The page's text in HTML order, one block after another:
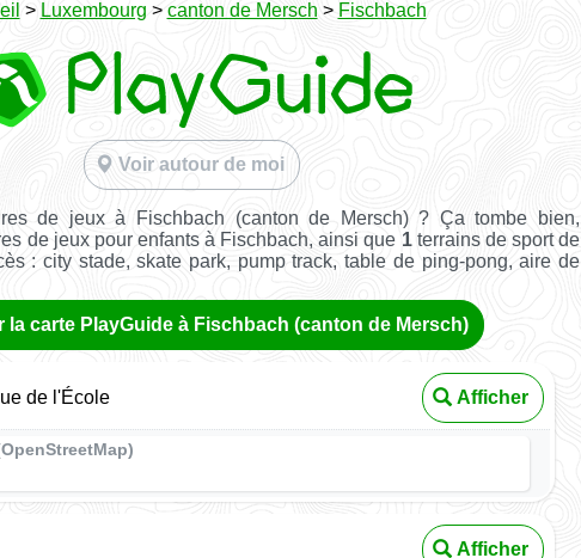
> Luxembourg > canton de Mersch > Fischbach
Voir autour de moi
de jeux à Fischbach (canton de Mersch) ? Ça tombe bien,
de jeux pour enfants à Fischbach, ainsi que 1terrains de sport de
: city stade, skate park, pump track, table de ping-pong, aire de
la carte PlayGuide à Fischbach (canton de Mersch)
de l'École Afficher
Afficher